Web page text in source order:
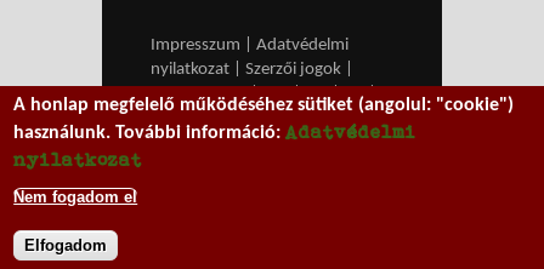
Impresszum
Adatvédelmi
nyilatkozat
Szerzői jogok
Médiaajánlat
RSS HU| EN
A honlap megfelelő működéséhez sütiket (angolul: "cookie")
használunk. További információ:Adatvédelmi
nyilatkozat
Nem fogadom el
Elfogadom